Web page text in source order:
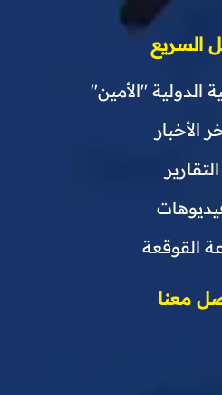
السريع
الدولية "الأمين"
الأخبار
التقارير
القوقعة
معنا